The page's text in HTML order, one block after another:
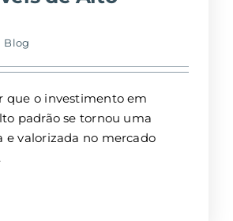
Blog
que o investimento em
padrão se tornou uma
e valorizada no mercado